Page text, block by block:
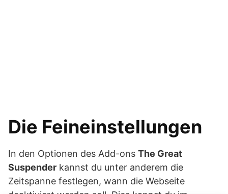
Die Feineinstellungen
In den Optionen des Add-ons The Great
Suspender kannst du unter anderem die
Zeitspanne festlegen, wann die Webseite